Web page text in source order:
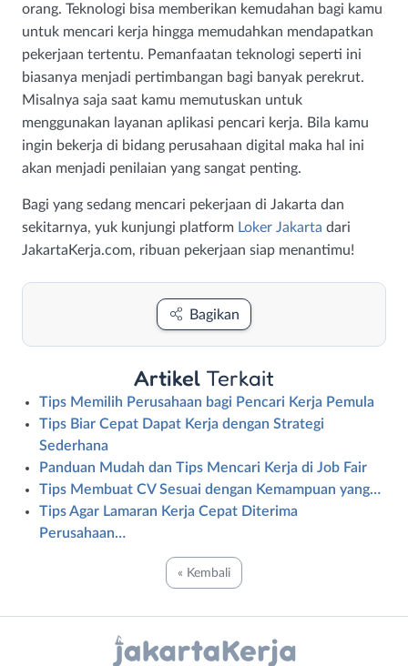
orang. Teknologi bisa memberikan kemudahan bagi kamu
untuk mencari kerja hingga memudahkan mendapatkan
pekerjaan tertentu. Pemanfaatan teknologi seperti ini
biasanya menjadi pertimbangan bagi banyak perekrut.
Misalnya saja saat kamu memutuskan untuk
menggunakan layanan aplikasi pencari kerja. Bila kamu
ingin bekerja di bidang perusahaan digital maka hal ini
akan menjadi penilaian yang sangat penting.
Bagi yang sedang mencari pekerjaan di Jakarta dan
sekitarnya, yuk kunjungi platform Loker Jakarta dari
JakartaKerja.com, ribuan pekerjaan siap menantimu!
Bagikan
Artikel Terkait
Tips Memilih Perusahaan bagi Pencari Kerja Pemula
Tips Biar Cepat Dapat Kerja dengan Strategi
Sederhana
Panduan Mudah dan Tips Mencari Kerja di Job Fair
Tips Membuat CV Sesuai dengan Kemampuan yang…
Tips Agar Lamaran Kerja Cepat Diterima
Perusahaan…
« Kembali